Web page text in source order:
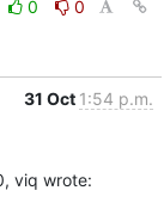
0
0
31 Oct 1:54 p.m.
viq wrote: